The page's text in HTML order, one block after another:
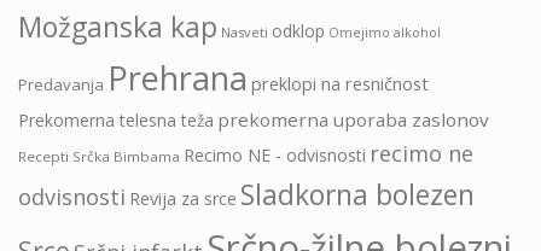
Možganska kap Nasveti odklop Omejimo alkohol
Predavanja Prehrana preklopi na resničnost
Prekomerna telesna teža prekomerna uporaba zaslonov
Recepti Srčka Bimbama Recimo NE - odvisnosti recimo ne
odvisnosti Revija za srce Sladkorna bolezen